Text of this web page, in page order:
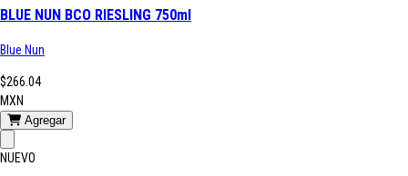
BLUE NUN BCO RIESLING 750ml
Blue Nun
$266.04
MXN
Agregar
NUEVO